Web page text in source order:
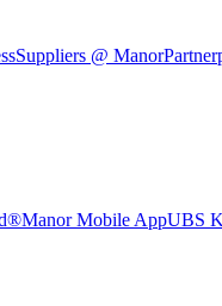
Suppliers @ Manor
Manor Mobile AppUBS